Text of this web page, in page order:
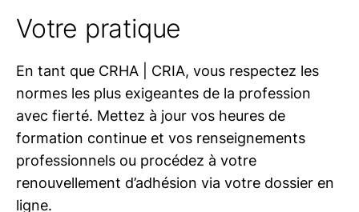
Votre pratique
En tant que CRHA | CRIA, vous respectez les
normes les plus exigeantes de la profession
avec fierté. Mettez à jour vos heures de
formation continue et vos renseignements
professionnels ou procédez à votre
renouvellement d’adhésion via votre dossier en
ligne.